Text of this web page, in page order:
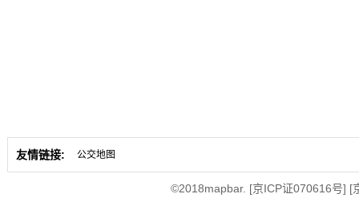
友情链接: 公交地图
©2018mapbar. [京ICP证070616号] [